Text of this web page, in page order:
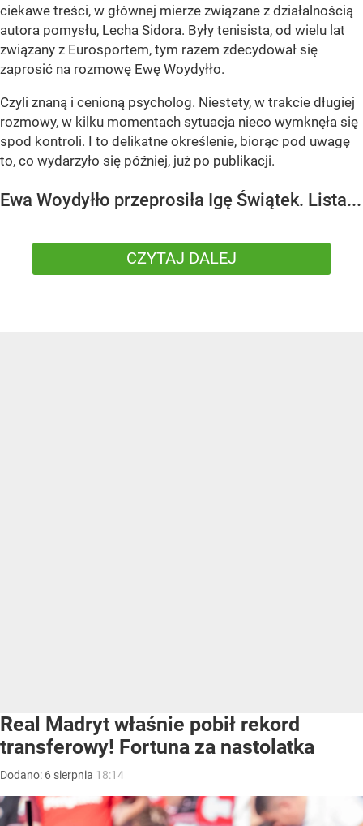
ciekawe treści, w głównej mierze związane z działalnością
autora pomysłu, Lecha Sidora. Były tenisista, od wielu lat
związany z Eurosportem, tym razem zdecydował się
zaprosić na rozmowę Ewę Woydyłło.
Czyli znaną i cenioną psycholog. Niestety, w trakcie długiej
rozmowy, w kilku momentach sytuacja nieco wymknęła się
spod kontroli. I to delikatne określenie, biorąc pod uwagę
to, co wydarzyło się później, już po publikacji.
Ewa Woydyłło przeprosiła Igę Świątek. Lista...
CZYTAJ DALEJ
Real Madryt właśnie pobił rekord
transferowy! Fortuna za nastolatka
Dodano: 6 sierpnia 18:14